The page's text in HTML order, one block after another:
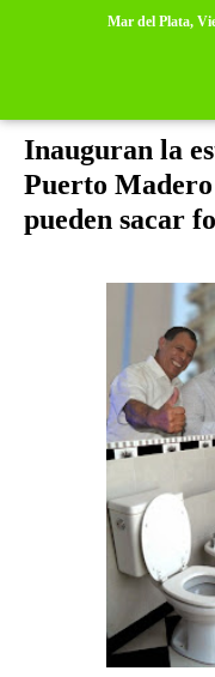
Mar del Plata,
Inauguran la
Puerto Madero
pueden sacar